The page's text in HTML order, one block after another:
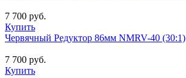
7 700 руб.
Купить
Червячный Редуктор 86мм NMRV-40 (30:1)
7 700 руб.
Купить